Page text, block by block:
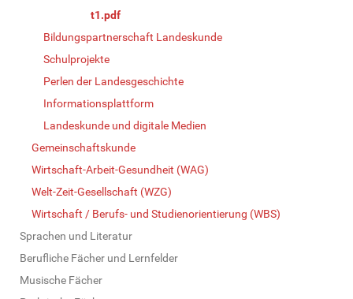
t1.pdf
Bildungspartnerschaft Landeskunde
Schulprojekte
Perlen der Landesgeschichte
Informationsplattform
Landeskunde und digitale Medien
Gemeinschaftskunde
Wirtschaft-Arbeit-Gesundheit (WAG)
Welt-Zeit-Gesellschaft (WZG)
Wirtschaft / Berufs- und Studienorientierung (WBS)
Sprachen und Literatur
Berufliche Fächer und Lernfelder
Musische Fächer